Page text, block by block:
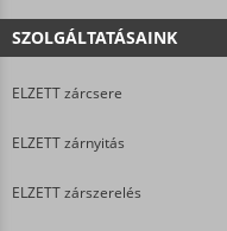
SZOLGÁLTATÁSAINK
ELZETT zárcsere
ELZETT zárnyitás
ELZETT zárszerelés